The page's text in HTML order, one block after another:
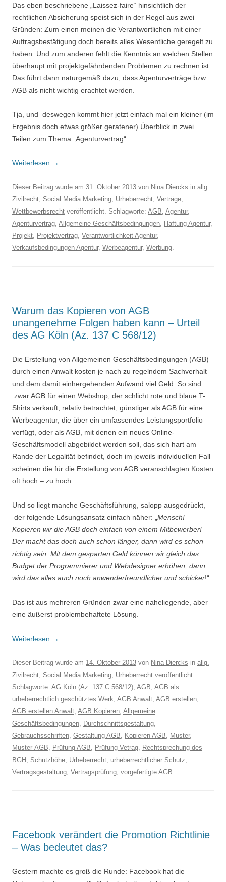
Das eben beschriebene „Laissez-faire“ hinsichtlich der
rechtlichen Absicherung speist sich in der Regel aus zwei
Gründen: Zum einen meinen die Verantwortlichen mit einer
Auftragsbestätigung doch bereits alles Wesentliche geregelt zu
haben. Und zum anderen fehlt die Kenntnis an welchen Stellen
überhaupt mit projektgefährdenden Problemen zu rechnen ist.
Das führt dann naturgemäß dazu, dass Agenturverträge bzw.
AGB als nicht wichtig erachtet werden.
Tja, und deswegen kommt hier jetzt einfach mal ein kleiner (im
Ergebnis doch etwas größer geratener) Überblick in zwei
Teilen zum Thema „Agenturvertrag“:
Weiterlesen →
Dieser Beitrag wurde am 31. Oktober 2013 von Nina Diercks in allg.
Zivilrecht Social Media Marketing Urheberrecht Verträge
Wettbewerbsrecht veröffentlicht. Schlagworte: AGB Agentur,
Agenturvertrag Allgemeine Geschäftsbedingungen Haftung Agentur,
Projekt
Projektvertrag Verantwortlichkeit Agentur,
Verkaufsbedingungen Agentur, Werbeagentur, Werbung
Warum das Kopieren von AGB
unangenehme Folgen haben kann – Urteil
des AG Köln (Az. 137 C 568/12)
Die Erstellung von Allgemeinen Geschäftsbedingungen (AGB)
durch einen Anwalt kosten je nach zu regelndem Sachverhalt
und dem damit einhergehenden Aufwand viel Geld. So sind
zwar AGB für einen Webshop, der schlicht rote und blaue T-
Shirts verkauft, relativ betrachtet, günstiger als AGB für eine
Werbeagentur, die über ein umfassendes Leistungsportfolio
verfügt, oder als AGB, mit denen ein neues Online-
Geschäftsmodell abgebildet werden soll, das sich hart am
Rande der Legalität befindet, doch im jeweils individuellen Fall
scheinen die für die Erstellung von AGB veranschlagten Kosten
oft hoch – zu hoch.
Und so liegt manche Geschäftsführung, salopp ausgedrückt,
der folgende Lösungsansatz einfach näher: „ Mensch!
Kopieren wir die AGB doch einfach von einem Mitbewerber!
Der macht das doch auch schon länger, dann wird es schon
richtig sein. Mit dem gesparten Geld können wir gleich das
Budget der Programmierer und Webdesigner erhöhen, dann
wird das alles auch noch anwenderfreundlicher und schicker!“
Das ist aus mehreren Gründen zwar eine naheliegende, aber
eine äußerst problembehaftete Lösung.
Weiterlesen →
Dieser Beitrag wurde am 14. Oktober 2013 von Nina Diercks in allg.
Zivilrecht Social Media Marketing Urheberrecht veröffentlicht.
Schlagworte: AG Köln (Az. 137 C 568/12) AGB AGB als
urheberrechtlich geschütztes Werk AGB Anwalt AGB erstellen
AGB erstellen Anwalt AGB Kopieren Allgemeine
Geschäftsbedingungen
Durchschnittsgestaltung
Gebrauchsschriften Gestaltung AGB Kopieren AGB Muster,
Muster-AGB
Prüfung AGB Prüfung Vetrag
Rechtsprechung des
BGH
Schutzhöhe Urheberrecht urheberrechtlicher Schutz
Vertragsgestaltung Vertragsprüfung vorgefertigte AGB
Facebook verändert die Promotion Richtlinie
– Was bedeutet das?
Gestern machte es groß die Runde: Facebook hat die